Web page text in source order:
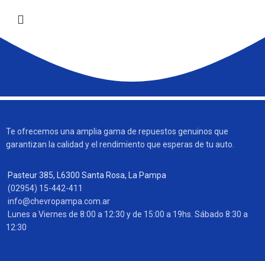
Te ofrecemos una amplia gama de repuestos genuinos que
garantizan la calidad y el rendimiento que esperas de tu auto.
Pasteur 385, L6300 Santa Rosa, La Pampa
(02954) 15-442-411
info@chevropampa.com.ar
Lunes a Viernes de 8:00 a 12:30 y de 15:00 a 19hs. Sábado 8:30 a
12:30